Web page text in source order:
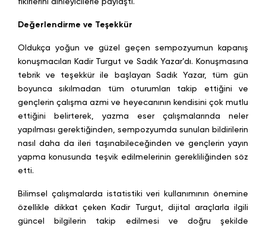
Değerlendirme ve Teşekkür
Oldukça yoğun ve güzel geçen sempozyumun kapanış
konuşmacıları Kadir Turgut ve Sadık Yazar’dı. Konuşmasına
tebrik ve teşekkür ile başlayan Sadık Yazar, tüm gün
boyunca sıkılmadan tüm oturumları takip ettiğini ve
gençlerin çalışma azmi ve heyecanının kendisini çok mutlu
ettiğini belirterek, yazma eser çalışmalarında neler
yapılması gerektiğinden, sempozyumda sunulan bildirilerin
nasıl daha da ileri taşınabileceğinden ve gençlerin yayın
yapma konusunda teşvik edilmelerinin gerekliliğinden söz
etti.
Bilimsel çalışmalarda istatistiki veri kullanımının önemine
özellikle dikkat çeken Kadir Turgut, dijital araçlarla ilgili
güncel bilgilerin takip edilmesi ve doğru şekilde